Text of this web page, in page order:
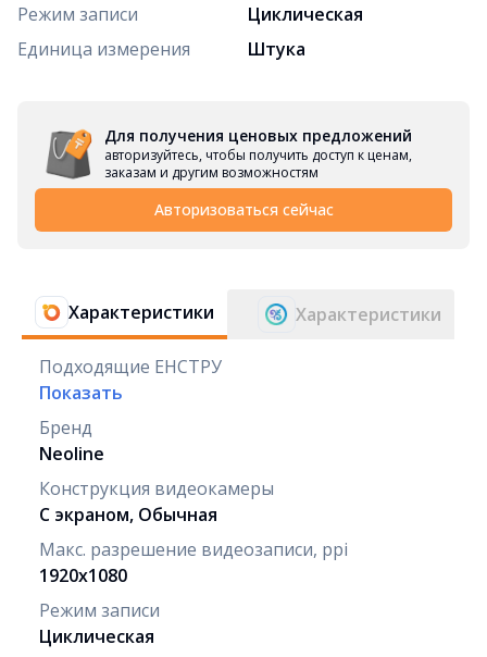
Режим записи
Циклическая
Единица измерения
Штука
Для получения ценовых предложений
авторизуйтесь, чтобы получить доступ к ценам,
заказам и другим возможностям
Авторизоваться сейчас
Характеристики Характеристики
Подходящие ЕНСТРУ
Показать
Бренд
Neoline
Конструкция видеокамеры
С экраном, Обычная
Макс. разрешение видеозаписи, ppi
1920x1080
Режим записи
Циклическая